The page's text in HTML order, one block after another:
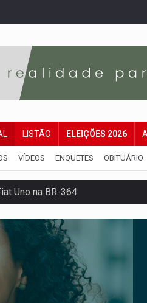
LISTÃO ELEIÇÕES 2026
VÍDEOS ENQUETES OBITUÁRIO
Uno na BR-364
de cargas por empresa
grave na BR
Bonfim